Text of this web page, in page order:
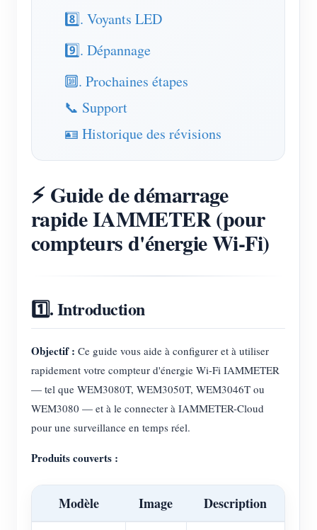
Blogs
App Store
Explorer le site
Classement PV
8️⃣. Voyants LED
9️⃣. Dépannage
🔟. Prochaines étapes
📞 Support
🪪 Historique des révisions
⚡ Guide de démarrage
rapide IAMMETER (pour
compteurs d'énergie Wi-Fi)
1️⃣. Introduction
Objectif : Ce guide vous aide à configurer et à utiliser
rapidement votre compteur d'énergie Wi-Fi IAMMETER
— tel que WEM3080T, WEM3050T, WEM3046T ou
WEM3080 — et à le connecter à IAMMETER-Cloud
pour une surveillance en temps réel.
Produits couverts :
Modèle Image Description